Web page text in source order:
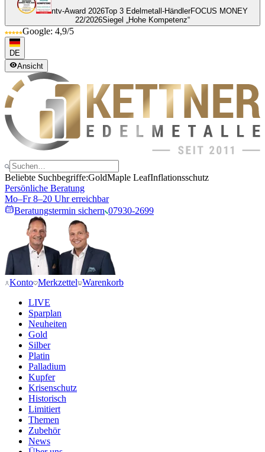
ntv-Award 2026Top 3 Edelmetall-HändlerFOCUS MONEY
22/2026Siegel „Hohe Kompetenz“
Google: 4,9/5
DE
Ansicht
Beliebte Suchbegriffe:GoldMaple LeafInflationsschutz
Persönliche Beratung
Mo–Fr 8–20 Uhr erreichbar
Beratungstermin sichern 07930-2699
Konto Merkzettel Warenkorb
LIVE
Sparplan
Neuheiten
Gold
Silber
Platin
Palladium
Kupfer
Krisenschutz
Historisch
Limitiert
Themen
Zubehör
News